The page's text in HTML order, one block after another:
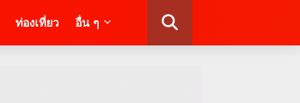
ท่องเที่ยว อื่น ๆ